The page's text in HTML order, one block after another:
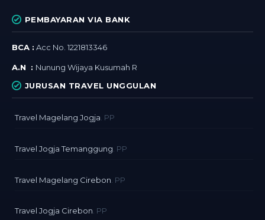
PEMBAYARAN VIA BANK
BCA : Acc No. 1221813346
A.N : Nunung Wijaya Kusumah R
JURUSAN TRAVEL UNGGULAN
Travel Magelang Jogja. PP
Travel Jogja Temanggung . PP
Travel Magelang Cirebon . PP
Travel Jogja Cirebon. PP